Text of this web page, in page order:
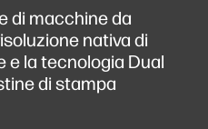
di macchine da
nativa di
e la tecnologia Dual
di stampa